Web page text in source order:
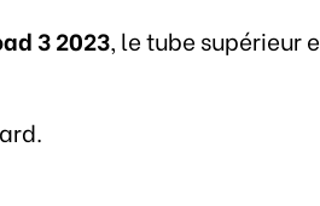
3 2023, le tube supérieur